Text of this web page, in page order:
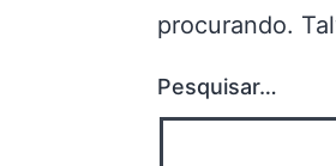
procurando.
Pesquisar…